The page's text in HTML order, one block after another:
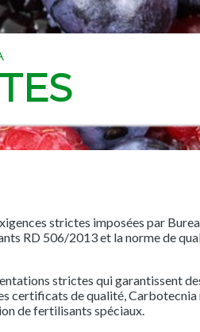
strictes imposées par
RD 506/2013 et la norme de
strictes qui garantissent
certificats de qualité,
de fertilisants spéciaux.